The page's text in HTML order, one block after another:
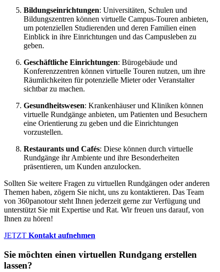
Bildungseinrichtungen: Universitäten, Schulen und
Bildungszentren können virtuelle Campus-Touren anbieten,
um potenziellen Studierenden und deren Familien einen
Einblick in ihre Einrichtungen und das Campusleben zu
geben.
Geschäftliche Einrichtungen: Bürogebäude und
Konferenzzentren können virtuelle Touren nutzen, um ihre
Räumlichkeiten für potenzielle Mieter oder Veranstalter
sichtbar zu machen.
Gesundheitswesen: Krankenhäuser und Kliniken können
virtuelle Rundgänge anbieten, um Patienten und Besuchern
eine Orientierung zu geben und die Einrichtungen
vorzustellen.
Restaurants und Cafés: Diese können durch virtuelle
Rundgänge ihr Ambiente und ihre Besonderheiten
präsentieren, um Kunden anzulocken.
Sollten Sie weitere Fragen zu virtuellen Rundgängen oder anderen
Themen haben, zögern Sie nicht, uns zu kontaktieren. Das Team
von 360panotour steht Ihnen jederzeit gerne zur Verfügung und
unterstützt Sie mit Expertise und Rat. Wir freuen uns darauf, von
Ihnen zu hören!
JETZT Kontakt aufnehmen
Sie möchten einen virtuellen Rundgang erstellen
lassen?